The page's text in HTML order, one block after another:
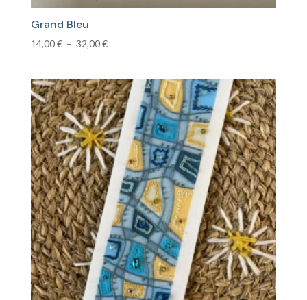
Grand Bleu
14,00€ – 32,00€Plage
14,00 €
à
32,00 €